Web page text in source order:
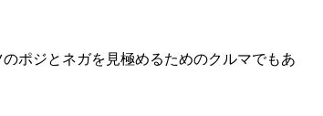
ポジとネガを見極めるためのクルマでもあ